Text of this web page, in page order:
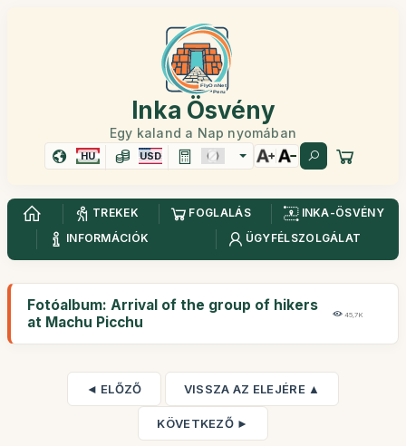
Inka Ösvény
Egy kaland a Nap nyomában
HU USD
TREKEK FOGLALÁS
INKA-ÖSVÉNY
INFORMÁCIÓK
ÜGYFÉLSZOLGÁLAT
Fotóalbum: Arrival of the group of hikers
at Machu Picchu
45,7K
◄ ELŐZŐ VISSZA AZ ELEJÉRE ▲
KÖVETKEZŐ ►